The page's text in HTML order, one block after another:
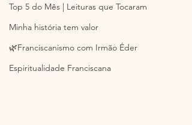
Top 5 do Mês | Leituras que Tocaram
Minha história tem valor
🌿Franciscanismo com Irmão Éder
Espiritualidade Franciscana